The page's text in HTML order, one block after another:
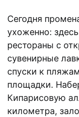
Сегодня
ухоженно:
рестораны с
сувенирные
спуски к
площадки.
Кипарисовую
километра,